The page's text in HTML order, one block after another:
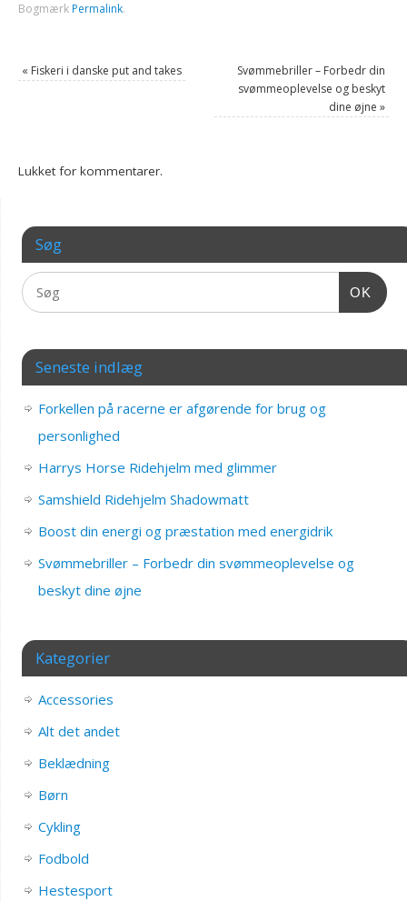
Bogmærk Permalink.
« Fiskeri i danske put and takes
Svømmebriller – Forbedr din
svømmeoplevelse og beskyt
dine øjne »
Lukket for kommentarer.
Søg
OK
Seneste indlæg
Forkellen på racerne er afgørende for brug og
personlighed
Harrys Horse Ridehjelm med glimmer
Samshield Ridehjelm Shadowmatt
Boost din energi og præstation med energidrik
Svømmebriller – Forbedr din svømmeoplevelse og
beskyt dine øjne
Kategorier
Accessories
Alt det andet
Beklædning
Børn
Cykling
Fodbold
Hestesport